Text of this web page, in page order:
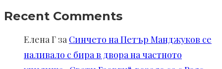
Recent Comments
Елена Г за Синчето на Петър Манджуков се
наливало с бира в двора на частното